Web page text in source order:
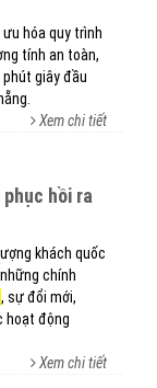
hóa quy trình
tính an toàn,
giây đầu
Xem chi tiết
khách quốc
chính
, sự đổi mới,
hoạt động
Xem chi tiết